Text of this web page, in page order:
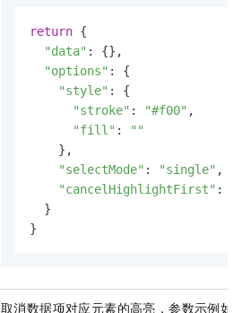
return {
"data" : {},
"options" : {
"style" : {
"stroke" : "#f00" ,
"fill" :
""
    },
"selectMode" : "single" ,
"cancelHighlightFirst" :
  }
}
取消数据项对应元素的高亮，参数示例如